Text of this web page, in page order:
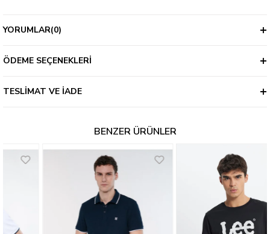
YORUMLAR(0)
ÖDEME SEÇENEKLERI
TESLIMAT VE İADE
BENZER ÜRÜNLER